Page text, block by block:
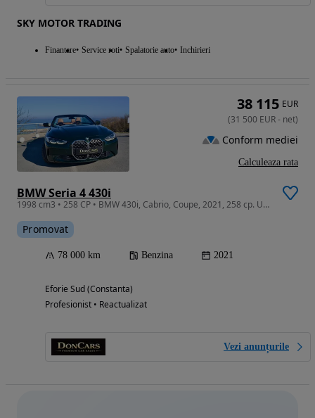
SKY MOTOR TRADING
Finantare Service roti Spalatorie auto Inchirieri
BMW Seria 4 430i
1998 cm3 • 258 CP • BMW 430i, Cabrio, Coupe, 2021, 258 cp. UNICAT IN Romania!
Promovat
78 000 km Benzina 2021
Eforie Sud (Constanta)
Profesionist • Reactualizat
Vezi anunțurile
38 115 EUR
(31 500 EUR- net)
Conform mediei
Calculeaza rata